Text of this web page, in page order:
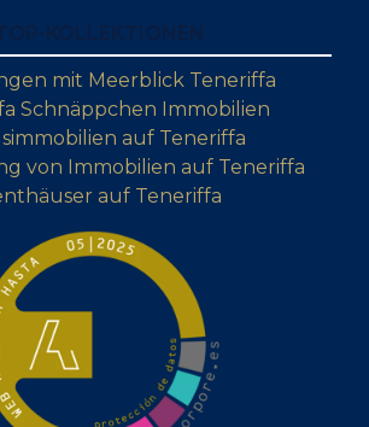
mit Meerblick Teneriffa
Schnäppchen Immobilien
auf Teneriffa
von Immobilien auf Teneriffa
auf Teneriffa